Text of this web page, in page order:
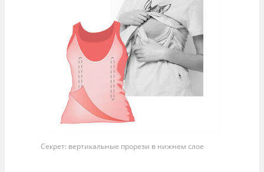
Секрет: вертикальные прорези в нижнем слое